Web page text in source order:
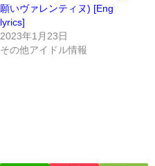
願いヴァレンティヌ) [Eng
lyrics]
2023年1月23日
その他アイドル情報